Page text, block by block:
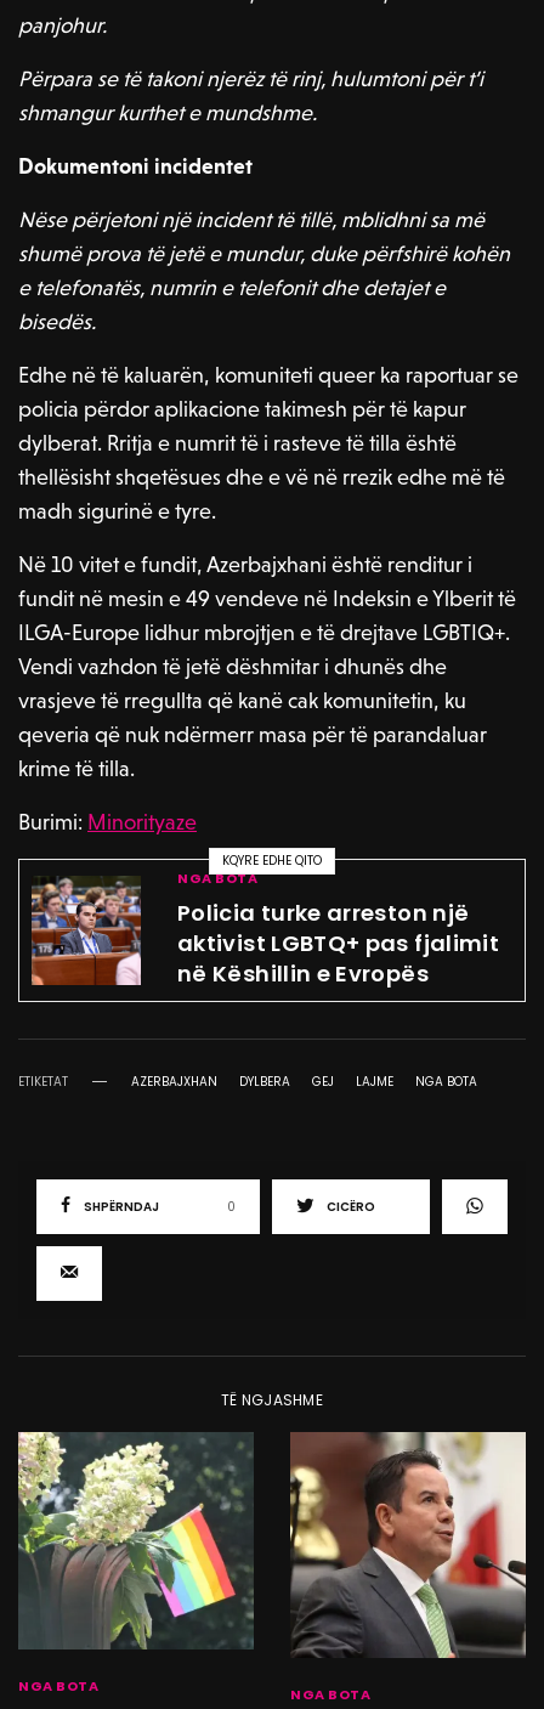
panjohur.
Përpara se të takoni njerëz të rinj, hulumtoni për t’i
shmangur kurthet e mundshme.
Dokumentoni incidentet
Nëse përjetoni një incident të tillë, mblidhni sa më
shumë prova të jetë e mundur, duke përfshirë kohën
e telefonatës, numrin e telefonit dhe detajet e
bisedës.
Edhe në të kaluarën, komuniteti queer ka raportuar se
policia përdor aplikacione takimesh për të kapur
dylberat. Rritja e numrit të i rasteve të tilla është
thellësisht shqetësues dhe e vë në rrezik edhe më të
madh sigurinë e tyre.
Në 10 vitet e fundit, Azerbajxhani është renditur i
fundit në mesin e 49 vendeve në Indeksin e Ylberit të
ILGA-Europe lidhur mbrojtjen e të drejtave LGBTIQ+.
Vendi vazhdon të jetë dëshmitar i dhunës dhe
vrasjeve të rregullta që kanë cak komunitetin, ku
qeveria që nuk ndërmerr masa për të parandaluar
krime të tilla.
Burimi: Minorityaze
KQYRE EDHE QITO
NGA BOTA
Policia turke arreston një
aktivist LGBTQ+ pas fjalimit
në Këshillin e Evropës
ETIKETAT AZERBAJXHAN DYLBERA GEJ LAJME NGA BOTA
SHPËRNDAJ 0 CICËRO
TË NGJASHME
NGA BOTA NGA BOTA